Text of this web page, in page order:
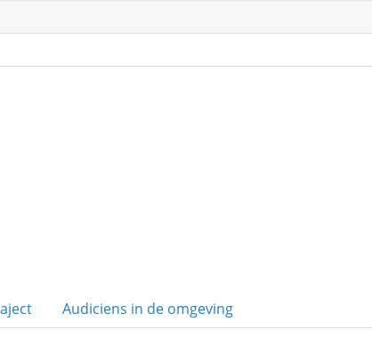
Audiciens in de omgeving